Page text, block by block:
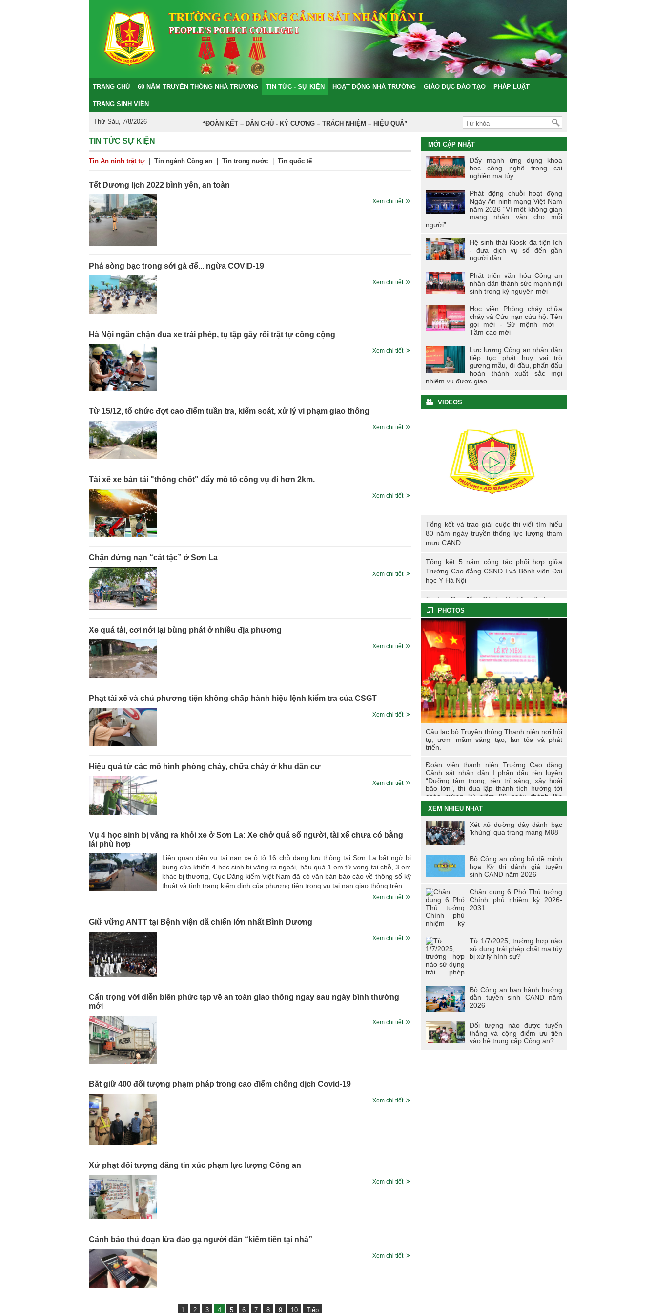
TRANG CHỦ 60 NĂM TRUYỀN THỐNG NHÀ TRƯỜNG TIN TỨC - SỰ KIỆN HOẠT ĐỘNG NHÀ TRƯỜNG GIÁO DỤC ĐÀO TẠO PHÁP LUẬT
TRANG SINH VIÊN
Thứ Sáu, 7/8/2026 “ĐOÀN KẾT – DÂN CHỦ - KỶ CƯƠNG – TRÁCH NHIỆM – HIỆU QUẢ”
TIN TỨC SỰ KIỆN
Tin An ninh trật tự Tin ngành Công an Tin trong nước Tin quốc tế
Tết Dương lịch 2022 bình yên, an toàn
Xem chi tiết
Phá sòng bạc trong sới gà để... ngừa COVID-19
Xem chi tiết
Hà Nội ngăn chặn đua xe trái phép, tụ tập gây rối trật tự công cộng
Xem chi tiết
Từ 15/12, tổ chức đợt cao điểm tuần tra, kiểm soát, xử lý vi phạm giao thông
Xem chi tiết
Tài xế xe bán tải "thông chốt" đẩy mô tô công vụ đi hơn 2km.
Xem chi tiết
Chặn đứng nạn “cát tặc” ở Sơn La
Xem chi tiết
Xe quá tải, cơi nới lại bùng phát ở nhiều địa phương
Xem chi tiết
Phạt tài xế và chủ phương tiện không chấp hành hiệu lệnh kiểm tra của CSGT
Xem chi tiết
Hiệu quả từ các mô hình phòng cháy, chữa cháy ở khu dân cư
Xem chi tiết
Vụ 4 học sinh bị văng ra khỏi xe ở Sơn La: Xe chở quá số người, tài xế chưa có bằng
lái phù hợp
Liên quan đến vụ tai nạn xe ô tô 16 chỗ đang lưu thông tại Sơn La bất ngờ bị
bung cửa khiến 4 học sinh bị văng ra ngoài, hậu quả 1 em tử vong tại chỗ, 3 em
khác bị thương, Cục Đăng kiểm Việt Nam đã có văn bản báo cáo về thông số kỹ
thuật và tình trạng kiểm định của phương tiện trong vụ tai nạn giao thông trên.
Xem chi tiết
Giữ vững ANTT tại Bệnh viện dã chiến lớn nhất Bình Dương
Xem chi tiết
Cẩn trọng với diễn biến phức tạp về an toàn giao thông ngay sau ngày bình thường
mới
Xem chi tiết
Bắt giữ 400 đối tượng phạm pháp trong cao điểm chống dịch Covid-19
Xem chi tiết
Xử phạt đối tượng đăng tin xúc phạm lực lượng Công an
Xem chi tiết
Cảnh báo thủ đoạn lừa đảo gạ người dân “kiếm tiền tại nhà”
Xem chi tiết
1 2 3 4 5 6 7 8 9 10 Tiếp
MỚI CẬP NHẬT
Đẩy mạnh ứng dụng khoa
học công nghệ trong cai
nghiện ma túy
Phát động chuỗi hoạt động
Ngày An ninh mạng Việt Nam
năm 2026 “Vì một không gian
mạng nhân văn cho mỗi
người”
Hệ sinh thái Kiosk đa tiện ích
- đưa dịch vụ số đến gần
người dân
Phát triển văn hóa Công an
nhân dân thành sức mạnh nội
sinh trong kỷ nguyên mới
Học viện Phòng cháy chữa
cháy và Cứu nạn cứu hộ: Tên
gọi mới - Sứ mệnh mới –
Tầm cao mới
Lực lượng Công an nhân dân
tiếp tục phát huy vai trò
gương mẫu, đi đầu, phấn đấu
hoàn thành xuất sắc mọi
nhiệm vụ được giao
VIDEOS
năm ngày truyền thống lực lượng tham mưu
CAND
Tổng kết và trao giải cuộc thi viết tìm hiểu
80 năm ngày truyền thống lực lượng tham
mưu CAND
Tổng kết 5 năm công tác phối hợp giữa
Trường Cao đẳng CSND I và Bệnh viện Đại
học Y Hà Nội
Trường Cao đẳng Cảnh sát nhân dân I
Phóng sự nhập học khoá K61S
Tổng kết hoạt động thực tế đợt I - K60S
Các sự kiện tiêu biểu của Tuổi trẻ Nhà
trường năm học 2023-2024
TÔI LÀM CÔNG AN XÃ
Hoạt động thực tế chính trị của cán bộ, học
viên tại Hoà Bình
Hội thi tìm hiểu, sáng kiến về phòng, chống
tác hại của thuốc lá trong tuổi trẻ Trường
Cao đẳng Cảnh sát nhân dân I
Tuổi trẻ Trường Cao đẳng CSND I tích cực
triển khai đề án 06 của Chính phủ
PHOTOS
Câu lạc bộ Truyền thông Thanh niên nơi hội
tụ, ươm mầm sáng tạo, lan tỏa và phát
triển.
Đoàn viên thanh niên Trường Cao đẳng
Cảnh sát nhân dân I phấn đấu rèn luyện
“Dưỡng tâm trong, rèn trí sáng, xây hoài
bão lớn”, thi đua lập thành tích hướng tới
chào mừng kỷ niệm 90 ngày thành lập
Đoàn TNCS Hồ Chí Minh (26/3/1931 -
26/3/2021)
Những dấu ấn của tuổi trẻ Trường Cao
đẳng Cảnh sát nhân dân I trong Tháng
Thanh niên 2021
Chiến dịch tình nguyện mùa đông năm
2020 và Xuân biên cương năm 2021 trong
tuổi trẻ Trường Cao đẳng Cảnh sát nhân
Đoàn viên công đoàn trường Cao đẳng
CSND I đạt giải nhất toàn đoàn tại Hội thi
“Đoàn viên Công đoàn Tổng cục Chính trị
CAND học tập và làm theo tư tưởng, đạo
phía Bắc
Hội thi “Người chiến sĩ Cảnh sát thanh lịch,
tài năng” lần thứ 2 năm 2017.
XEM NHIỀU NHẤT
Xét xử đường dây đánh bạc
'khủng' qua trang mạng M88
Bộ Công an công bố đề minh
họa Kỳ thi đánh giá tuyển
sinh CAND năm 2026
Chân dung 6 Phó Thủ tướng
Chính phủ nhiệm kỳ 2026-
2031
Từ 1/7/2025, trường hợp nào
sử dụng trái phép chất ma túy
bị xử lý hình sự?
Bộ Công an ban hành hướng
dẫn tuyển sinh CAND năm
2026
Đối tượng nào được tuyển
thẳng và cộng điểm ưu tiên
vào hệ trung cấp Công an?